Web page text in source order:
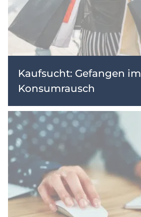
Kaufsucht: Gefangen im
Konsumrausch